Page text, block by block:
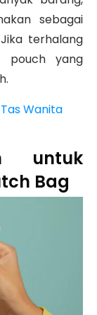
sebagai
terhalang
pouch yang
Wanita
untuk
Bag